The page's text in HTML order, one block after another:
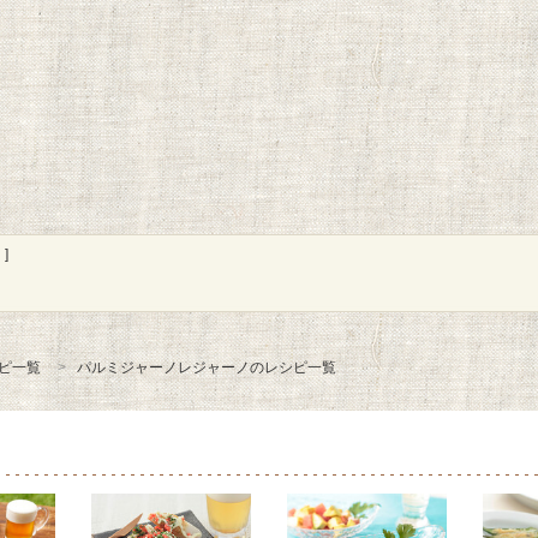
]
一覧 パルミジャーノレジャーノのレシピ一覧